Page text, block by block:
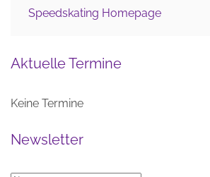
Speedskating Homepage
Aktuelle Termine
Keine Termine
Newsletter